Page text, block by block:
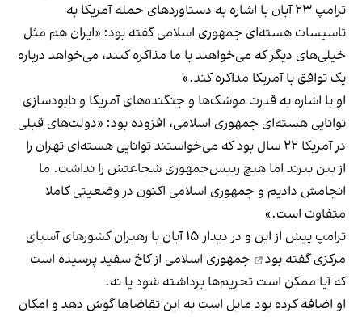
ترامپ ۲۳ آبان با اشاره به دستاوردهای حمله آمریکا به
تاسیسات هسته‌ای جمهوری اسلامی گفته بود: «ایران هم مثل
خیلی‌های دیگر که می‌خواهند با ما مذاکره کنند، می‌خواهد درباره
یک توافق با آمریکا مذاکره کند.»
او با اشاره به قدرت موشک‌ها و جنگنده‌های آمریکا و نابودسازی
توانایی هسته‌ای جمهوری اسلامی، افزوده بود: «دولت‌های قبلی
در آمریکا ۲۲ سال بود که می‌خواستند توانایی هسته‌ای تهران را
از بین ببرند اما هیچ رییس‌جمهوری شجاعتش را نداشت. ما
انجامش دادیم و جمهوری اسلامی اکنون در وضعیتی کاملا
متفاوت است.»
ترامپ پیش از این و در دیدار ۱۵ آبان با رهبران کشورهای آسیای
مرکزیگفته بود
جمهوری اسلامی از کاخ سفید پرسیده است
که آیا ممکن است تحریم‌ها برداشته شود یا نه.
او اضافه کرده بود مایل است به این تقاضاها گوش دهد و امکان